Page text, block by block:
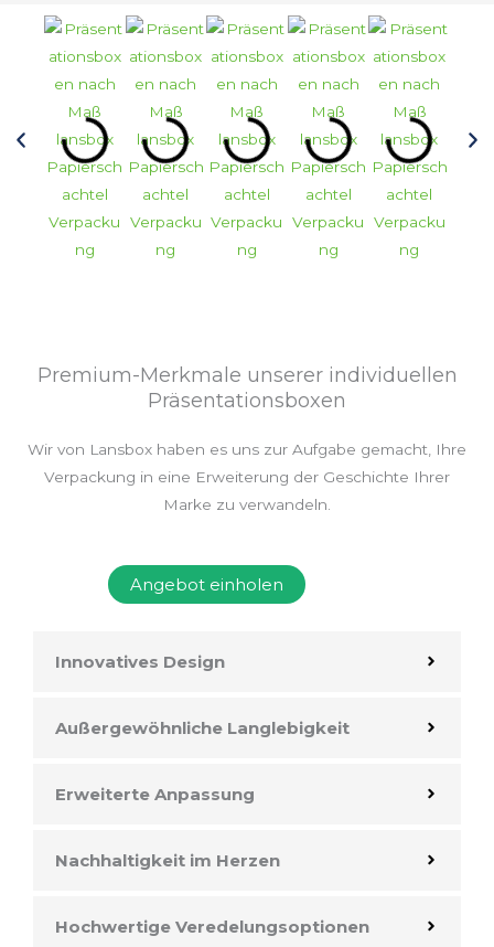
Premium-Merkmale unserer individuellen
Präsentationsboxen
Wir von Lansbox haben es uns zur Aufgabe gemacht, Ihre
Verpackung in eine Erweiterung der Geschichte Ihrer
Marke zu verwandeln.
Angebot einholen
Innovatives Design
Außergewöhnliche Langlebigkeit
Erweiterte Anpassung
Nachhaltigkeit im Herzen
Hochwertige Veredelungsoptionen